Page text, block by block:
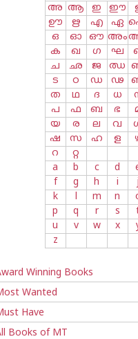
അ ആ ഇ ഈ
ഊ
ഋ എ ഏ
ഒ
ഓ ഔ അം
ക
ഖ ഗ ഘ
ച
ഛ ജ ഝ
ട
ഠ ഡ ഢ
ത
ഥ ദ ധ
പ
ഫ ബ ഭ
യ
ര ല വ
ഷ
സ ഹ ള
റ
റ്റ
a
b c d
f
g h i
j
k
l m n
p
q r s
u
v w x
z
Winning Books
Wanted
Have
Books of MT